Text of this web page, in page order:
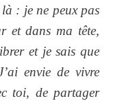
: je ne peux pas
et dans ma tête,
et je sais que
envie de vivre
toi, de partager